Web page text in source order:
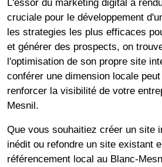
L'essor du marketing digital a
cruciale pour le développement
les strategies les plus efficaces
et générer des prospects, on
l'optimisation de son propre site
conférer une dimension locale
renforcer la visibilité de votre
Mesnil.
Que vous souhaitiez créer un site
inédit ou refondre un site existant
référencement local au Blanc-